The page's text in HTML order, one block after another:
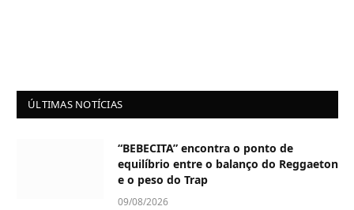
ÚLTIMAS NOTÍCIAS
“BEBECITA” encontra o ponto de
equilíbrio entre o balanço do Reggaeton
e o peso do Trap
09/08/2026